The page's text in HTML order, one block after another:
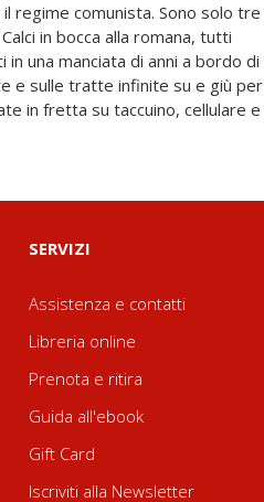
regime comunista. Sono solo tre
in bocca alla romana, tutti
una manciata di anni a bordo di
e sulle tratte infinite su e giù per
in fretta su taccuino, cellulare e
sul blog “Mezzinudi – L’Italia
quotidiano online «Bora.la»,
d’accesso ironica e diretta a
d’autobus, scompartimenti di
SERVIZI
Assistenza e contatti
Libreria online
Prenota e ritira
Guida all'ebook
Gift Card
Iscriviti alla Newsletter